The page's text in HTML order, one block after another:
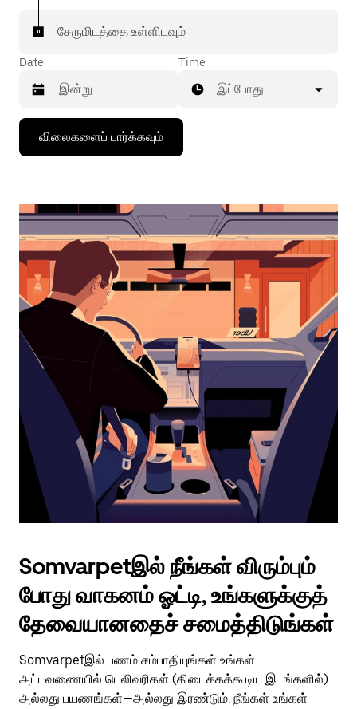
சேருமிடத்தை உள்ளிடவும்
Date
கீழ்நோக்கிய
அம்புக்குறியை
அழுத்தி
தேர்ந்தெடுக்கவும்.
மூட
எஸ்கேப்
பொத்தான்
அழுத்தவும்.
Time
இப்போது
விலைகளைப் பார்க்கவும்
Somvarpetஇல் நீங்கள் விரும்பும்
போது வாகனம் ஓட்டி, உங்களுக்குத்
தேவையானதைச் சமைத்திடுங்கள்
Somvarpetஇல் பணம் சம்பாதியுங்கள் உங்கள்
அட்டவணையில் டெலிவரிகள் (கிடைக்கக்கூடிய இடங்களில்)
அல்லது பயணங்கள்—அல்லது இரண்டும். நீங்கள் உங்கள்